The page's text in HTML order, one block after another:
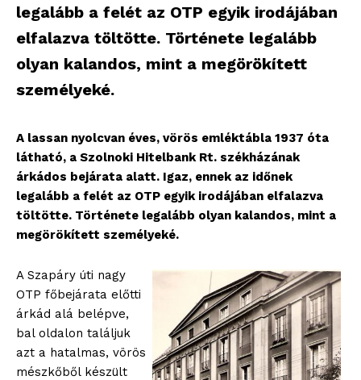
legalább a felét az OTP egyik irodájában
elfalazva töltötte. Története legalább
olyan kalandos, mint a megörökített
személyeké.
A lassan nyolcvan éves, vörös emléktábla 1937 óta
látható, a Szolnoki Hitelbank Rt. székházának
árkádos bejárata alatt. Igaz, ennek az időnek
legalább a felét az OTP egyik irodájában elfalazva
töltötte. Története legalább olyan kalandos, mint a
megörökített személyeké.
A Szapáry úti nagy
OTP főbejárata előtti
árkád alá belépve,
bal oldalon találjuk
azt a hatalmas, vörös
mészkőből készült